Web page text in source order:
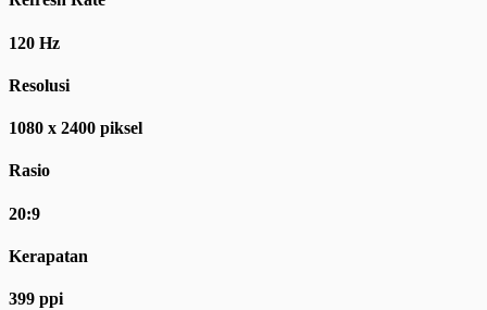
120 Hz
Resolusi
1080 x 2400 piksel
Rasio
20:9
Kerapatan
399 ppi